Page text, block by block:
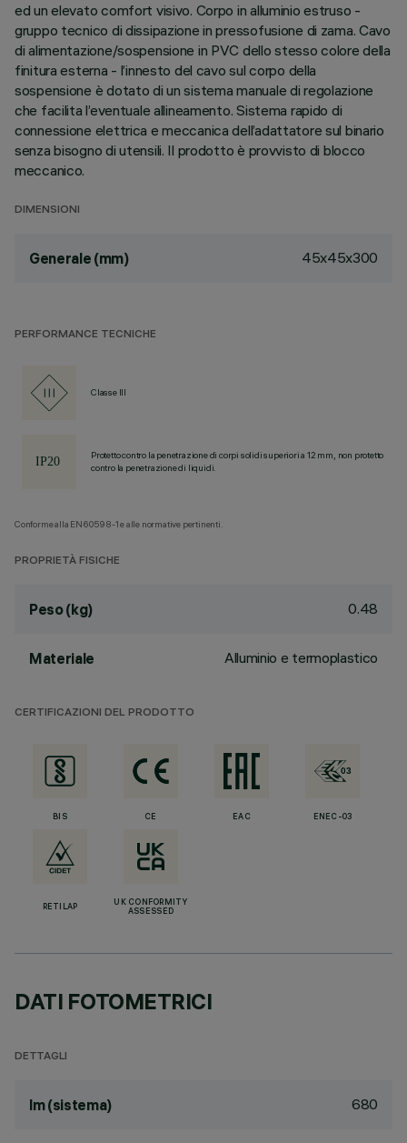
ed un elevato comfort visivo. Corpo in alluminio estruso -
gruppo tecnico di dissipazione in pressofusione di zama. Cavo
di alimentazione/sospensione in PVC dello stesso colore della
finitura esterna - l’innesto del cavo sul corpo della
sospensione è dotato di un sistema manuale di regolazione
che facilita l’eventuale allineamento. Sistema rapido di
connessione elettrica e meccanica dell’adattatore sul binario
senza bisogno di utensili. Il prodotto è provvisto di blocco
meccanico.
DIMENSIONI
Generale (mm) 45x45x300
PERFORMANCE TECNICHE
Classe III
Protetto contro la penetrazione di corpi solidi superiori a 12 mm, non protetto
contro la penetrazione di liquidi.
Conforme alla EN60598-1 e alle normative pertinenti.
PROPRIETÀ FISICHE
Peso (kg) 0.48
Materiale Alluminio e termoplastico
CERTIFICAZIONI DEL PRODOTTO
BIS CE EAC ENEC-03
RETILAP
UK CONFORMITY
ASSESSED
DATI FOTOMETRICI
DETTAGLI
lm (sistema) 680